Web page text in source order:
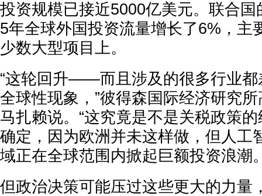
投资规模已接近5000亿美元。联合
5年全球外国投资流量增长了6%，主
少数大型项目上。
“这轮回升——而且涉及的很多行业
全球性现象，”彼得森国际经济研究
马扎赖说。“这究竟是不是关税政策
确定，因为欧洲并未这样做，但人工
域正在全球范围内掀起巨额投资浪潮
但政治决策可能压过这些更大的力量